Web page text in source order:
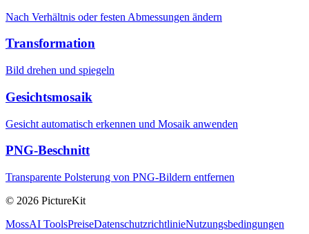
Nach Verhältnis oder festen Abmessungen ändern
Transformation
Bild drehen und spiegeln
Gesichtsmosaik
Gesicht automatisch erkennen und Mosaik anwenden
PNG-Beschnitt
Transparente Polsterung von PNG-Bildern entfernen
© 2026 PictureKit
MossAI ToolsPreiseDatenschutzrichtlinieNutzungsbedingungen